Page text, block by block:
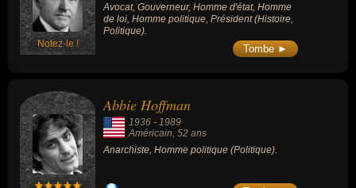
Notez-le !
Avocat, Gouverneur, Homme d'état, Homme
de loi, Homme politique, Président (Histoire,
Politique).
Tombe ►
Abbie Hoffman
1936 - 1989
Américain, 52 ans
Anarchiste, Homme politique (Politique).